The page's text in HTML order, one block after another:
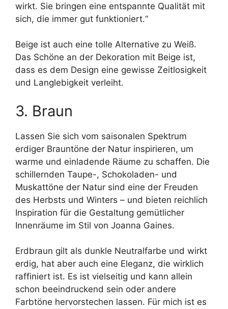
wirkt. Sie bringen eine entspannte Qualität mit
sich, die immer gut funktioniert.“
Beige ist auch eine tolle Alternative zu Weiß.
Das Schöne an der Dekoration mit Beige ist,
dass es dem Design eine gewisse Zeitlosigkeit
und Langlebigkeit verleiht.
3. Braun
Lassen Sie sich vom saisonalen Spektrum
erdiger Brauntöne der Natur inspirieren, um
warme und einladende Räume zu schaffen. Die
schillernden Taupe-, Schokoladen- und
Muskattöne der Natur sind eine der Freuden
des Herbsts und Winters – und bieten reichlich
Inspiration für die Gestaltung gemütlicher
Innenräume im Stil von Joanna Gaines.
Erdbraun gilt als dunkle Neutralfarbe und wirkt
erdig, hat aber auch eine Eleganz, die wirklich
raffiniert ist. Es ist vielseitig und kann allein
schon beeindruckend sein oder andere
Farbtöne hervorstechen lassen. Für mich ist es